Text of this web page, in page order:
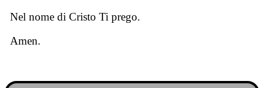
Nel nome di Cristo Ti prego.
Amen.